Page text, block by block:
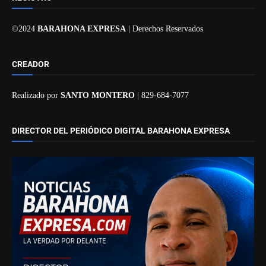
©2024 BARAHONA EXPRESA | Derechos Reservados
CREADOR
Realizado por SANTO MONTERO | 829-684-7077
DIRECTOR DEL PERIÓDICO DIGITAL BARAHONA EXPRESA